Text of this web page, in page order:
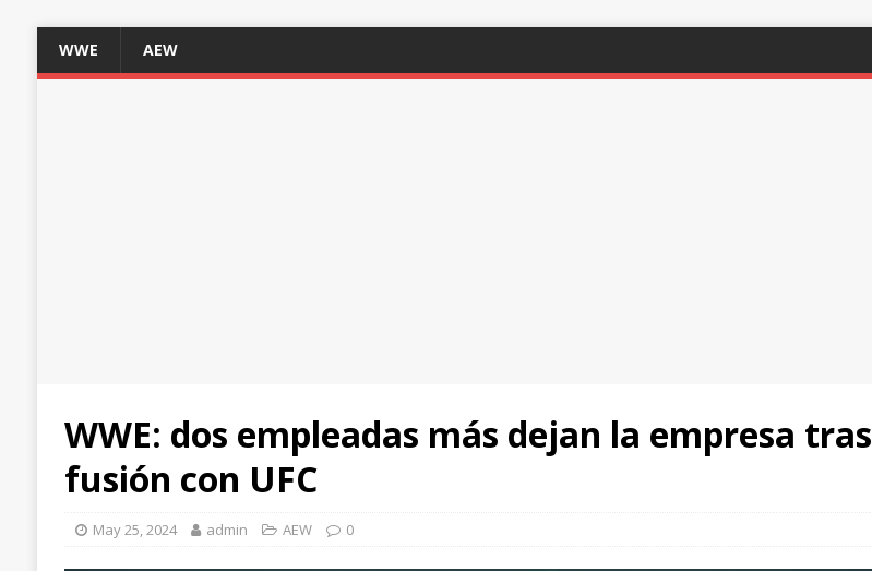
WWE AEW
WWE: dos empleadas más dejan la empresa tras
fusión con UFC
May 25, 2024 admin AEW 0